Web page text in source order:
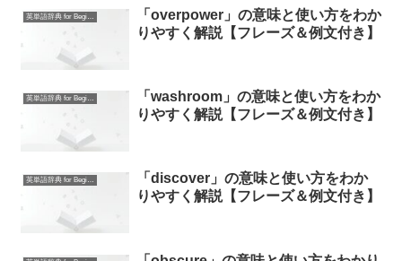
英単語辞典 for Beginners
「overpower」の意味と使い方をわか
りやすく解説【フレーズ＆例文付き】
英単語辞典 for Beginners
「washroom」の意味と使い方をわか
りやすく解説【フレーズ＆例文付き】
英単語辞典 for Beginners
「discover」の意味と使い方をわか
りやすく解説【フレーズ＆例文付き】